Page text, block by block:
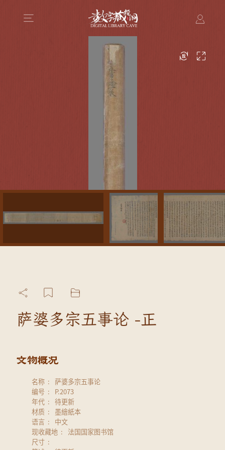
萨婆多宗五事论 -正
名称
萨婆多宗五事论
编号
P.2073
年代
待更新
材质
墨繪紙本
语言
中文
现收藏地
法国国家图书馆
尺寸